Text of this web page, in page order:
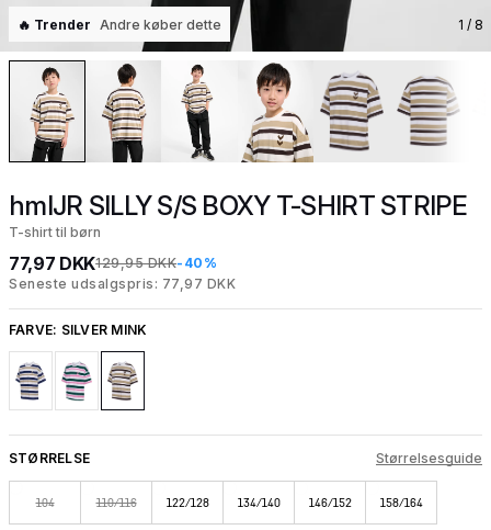
🔥 Trender Andre køber dette 1 / 8
hmlJR SILLY S/S BOXY T-SHIRT STRIPE
T-shirt til børn
77,97 DKK129,95 DKK-40%
Seneste udsalgspris: 77,97 DKK
FARVE: SILVER MINK
STØRRELSE Størrelsesguide
104 110/116 122/128 134/140 146/152 158/164